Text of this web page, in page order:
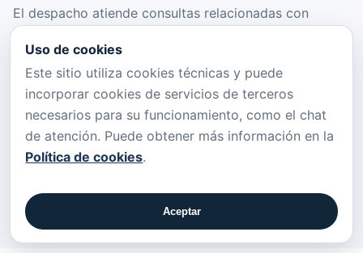
El despacho atiende consultas relacionadas con
situaciones personales, patrimoniales, familiares,
profesionales y empresariales, prestando apoyo tanto
en fases preventivas como en procedimientos ya
iniciados.
La combinación de cercanía, estudio técnico y
seguimiento ordenado permite ofrecer una asistencia
Uso de cookies
Este sitio utiliza cookies técnicas y puede
incorporar cookies de servicios de terceros
necesarios para su funcionamiento, como el chat
de atención. Puede obtener más información en la
Política de cookies.
Aceptar